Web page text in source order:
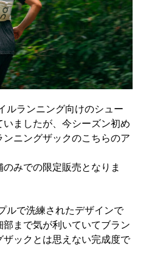
ルランニング向けのシュー
ましたが、今シーズン初め
ニングザックのこちらのア
みでの限定販売となりま
ルで洗練されたデザインで
まで気が利いていてブラン
ザックとは思えない完成度で